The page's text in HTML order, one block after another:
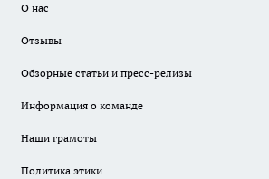
О нас
Отзывы
Обзорные статьи и пресс-релизы
Информация о команде
Наши грамоты
Политика этики